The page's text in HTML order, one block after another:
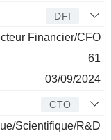
DFI
Financier/CFO
61
03/09/2024
CTO
Scientifique/R&D